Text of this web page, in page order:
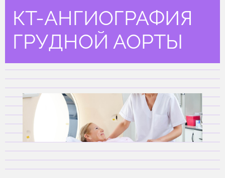
КТ-АНГИОГРАФИЯ
ГРУДНОЙ АОРТЫ